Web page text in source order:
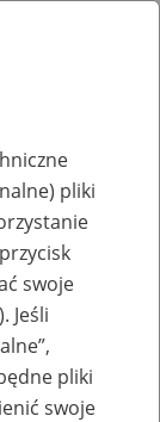
pracy
pliki
swoje
Jeśli
pliki
swoje